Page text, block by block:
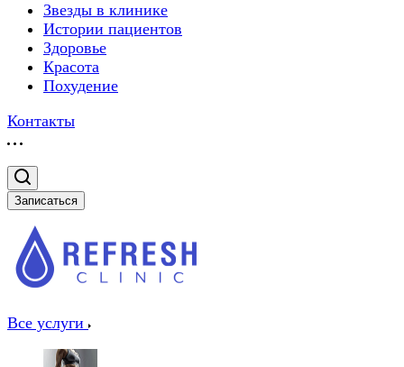
Звезды в клинике
Истории пациентов
Здоровье
Красота
Похудение
Контакты
Записаться
Все услуги